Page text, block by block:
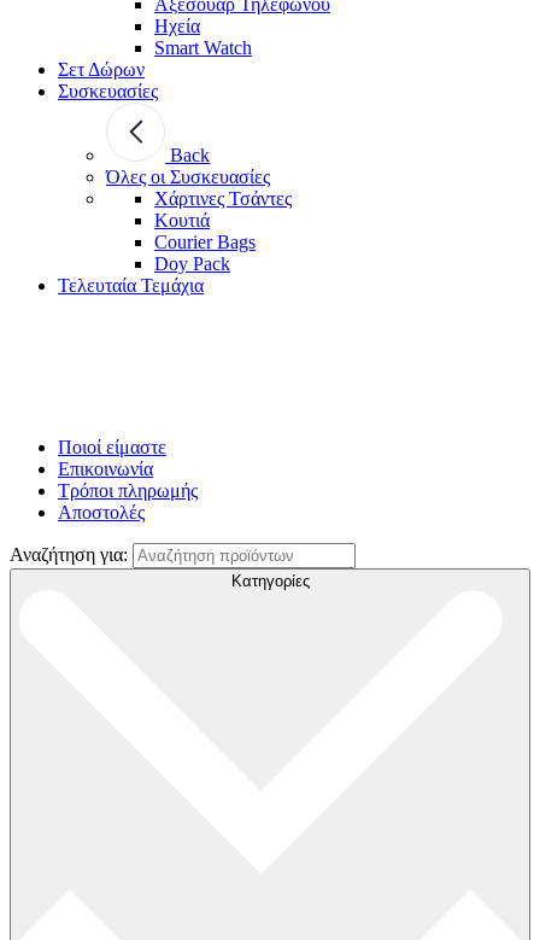
Ηχεία
Smart Watch
Σετ Δώρων
Συσκευασίες
Back
Όλες οι Συσκευασίες
Χάρτινες Τσάντες
Κουτιά
Courier Bags
Doy Pack
Τελευταία Τεμάχια
Ποιοί είμαστε
Επικοινωνία
Τρόποι πληρωμής
Αποστολές
Αναζήτηση για:
Κατηγορίες